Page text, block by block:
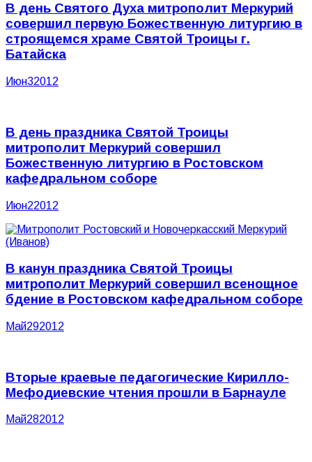
В день Святого Духа митрополит Меркурий
совершил первую Божественную литургию в
строящемся храме Святой Троицы г.
Батайска
Июн32012
В день праздника Святой Троицы
митрополит Меркурий совершил
Божественную литургию в Ростовском
кафедральном соборе
Июн22012
В канун праздника Святой Троицы
митрополит Меркурий совершил всенощное
бдение в Ростовском кафедральном соборе
Май292012
Вторые краевые педагогические Кирилло-
Мефодиевские чтения прошли в Барнауле
Май282012